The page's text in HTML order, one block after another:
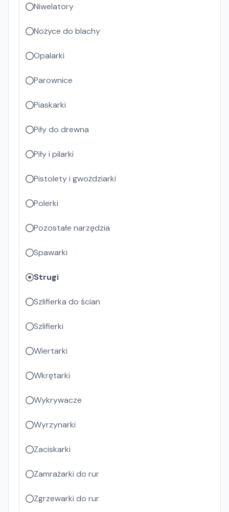
Niwelatory
Nożyce do blachy
Opalarki
Parownice
Piaskarki
Piły do drewna
Piły i pilarki
Pistolety i gwożdziarki
Polerki
Pozostałe narzędzia
Spawarki
Strugi
Szlifierka do ścian
Szlifierki
Wiertarki
Wkrętarki
Wykrywacze
Wyrzynarki
Zaciskarki
Zamrażarki do rur
Zgrzewarki do rur